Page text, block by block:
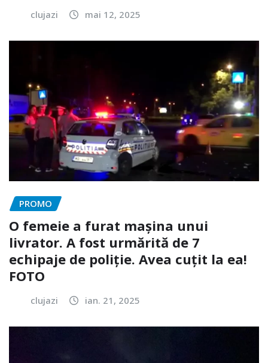
clujazi mai 12, 2025
PROMO
O femeie a furat mașina unui
livrator. A fost urmărită de 7
echipaje de poliție. Avea cuțit la ea!
FOTO
clujazi ian. 21, 2025